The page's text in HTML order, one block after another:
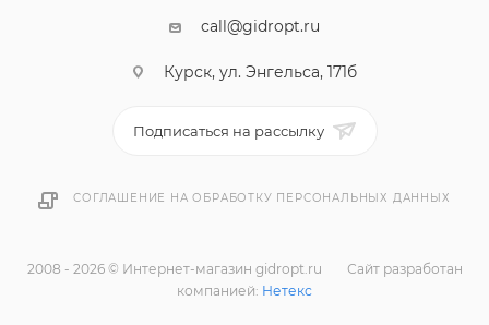
call@gidropt.ru
Курск, ул. Энгельса, 171б
Подписаться на рассылку
СОГЛАШЕНИЕ НА ОБРАБОТКУ ПЕРСОНАЛЬНЫХ ДАННЫХ
2008 - 2026 © Интернет-магазин gidropt.ru
Сайт разработан
компанией: Нетекс